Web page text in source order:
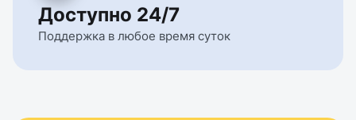
Доступно 24/7
Поддержка в любое время суток